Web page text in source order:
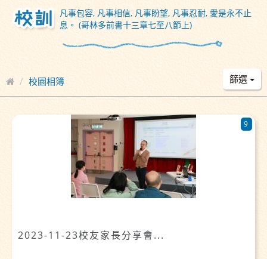
凡事包容, 凡事相信, 凡事盼望, 凡事忍耐, 愛是永不止
息。 (哥林多前書十三章七至八節上)
校園相簿 篩選
2023-11-23校友家長分享會...
9